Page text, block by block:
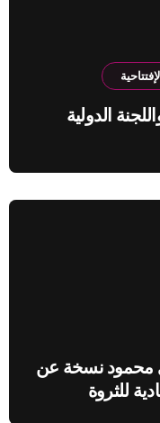
الدولية
محمود نسخة عن
للثروة